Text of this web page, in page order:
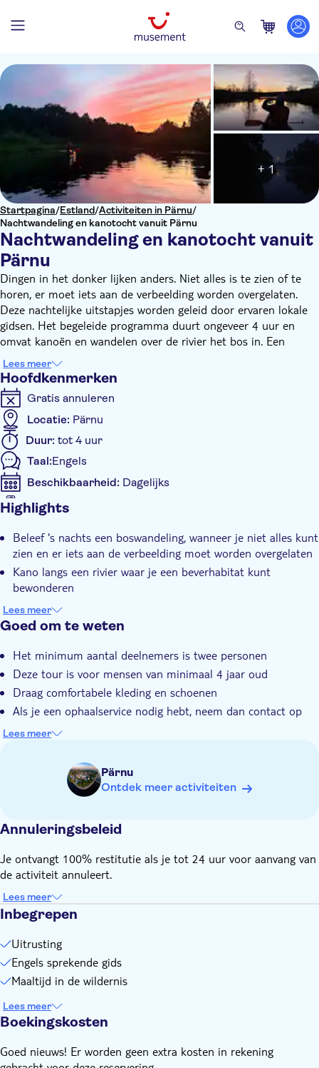
Startpagina/Estland/Activiteiten in Pärnu/
Nachtwandeling en kanotocht vanuit Pärnu
Nachtwandeling en kanotocht vanuit
Pärnu
+ 1
Dingen in het donker lijken anders. Niet alles is te zien of te
horen, er moet iets aan de verbeelding worden overgelaten.
Deze nachtelijke uitstapjes worden geleid door ervaren lokale
gidsen. Het begeleide programma duurt ongeveer 4 uur en
omvat kanoën en wandelen over de rivier het bos in. Een
rustige kanotocht leidt langs een rivier waar u een beverhabitat
kunt bewonderen. Er is een grote kans om bevers en ander
wild te zien.
Lees meer
Hoofdkenmerken
Gratis annuleren
Locatie: Pärnu
Duur: tot 4 uur
Taal:Engels
Beschikbaarheid: Dagelijks
Mobiele voucher wordt geaccepteerd
Instant confirmation
Highlights
Beleef 's nachts een boswandeling, wanneer je niet alles kunt
zien en er iets aan de verbeelding moet worden overgelaten
Kano langs een rivier waar je een beverhabitat kunt
bewonderen
Loop over de rivier en het bos in
Lees meer
Goed om te weten
Het minimum aantal deelnemers is twee personen
Deze tour is voor mensen van minimaal 4 jaar oud
Draag comfortabele kleding en schoenen
Als je een ophaalservice nodig hebt, neem dan contact op
voucher vindt, om de ophaallocatie en -tijd af te spreken.
Lees meer
Pärnu
Ontdek meer activiteiten
Annuleringsbeleid
Je ontvangt 100% restitutie als je tot 24 uur voor aanvang van
de activiteit annuleert.
Lees meer
Inbegrepen
Uitrusting
Engels sprekende gids
Maaltijd in de wildernis
Lees meer
Boekingskosten
Goed nieuws! Er worden geen extra kosten in rekening